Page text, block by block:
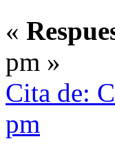
«
pm »
Cita de:
pm